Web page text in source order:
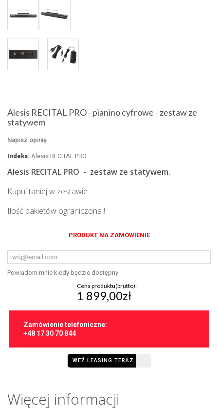
Alesis RECITAL PRO - pianino cyfrowe - zestaw ze
statywem
Napisz opinię
Indeks: Alesis RECITAL PRO
Alesis RECITAL PRO - zestaw ze statywem.
Kupuj taniej w zestawie.
Ilość pakietów ograniczona !
PRODUKT NA ZAMÓWIENIE
Powiadom mnie kiedy będzie dostępny
Cena produktu(brutto):
1 899,00zł
Zamówienie telefoniczne:
+48 17 30 70 844
WEŹ LEASING TERAZ
Więcej informacji